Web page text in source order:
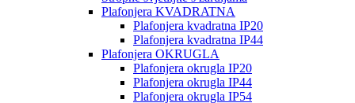
Plafonjera KVADRATNA
Plafonjera kvadratna IP20
Plafonjera kvadratna IP44
Plafonjera OKRUGLA
Plafonjera okrugla IP20
Plafonjera okrugla IP44
Plafonjera okrugla IP54